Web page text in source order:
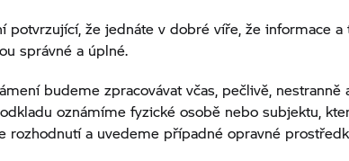
potvrzující, že jednáte v dobré víře, že informace a
správné a úplné.
budeme zpracovávat včas, pečlivě, nestranně
oznámíme fyzické osobě nebo subjektu,
rozhodnutí a uvedeme případné opravné